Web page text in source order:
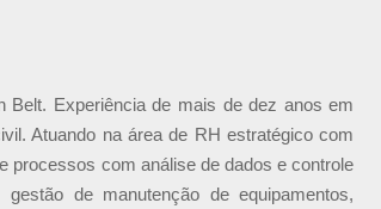
Belt. Experiência de mais de dez anos em
Atuando na área de RH estratégico com
processos com análise de dados e controle
de manutenção de equipamentos,